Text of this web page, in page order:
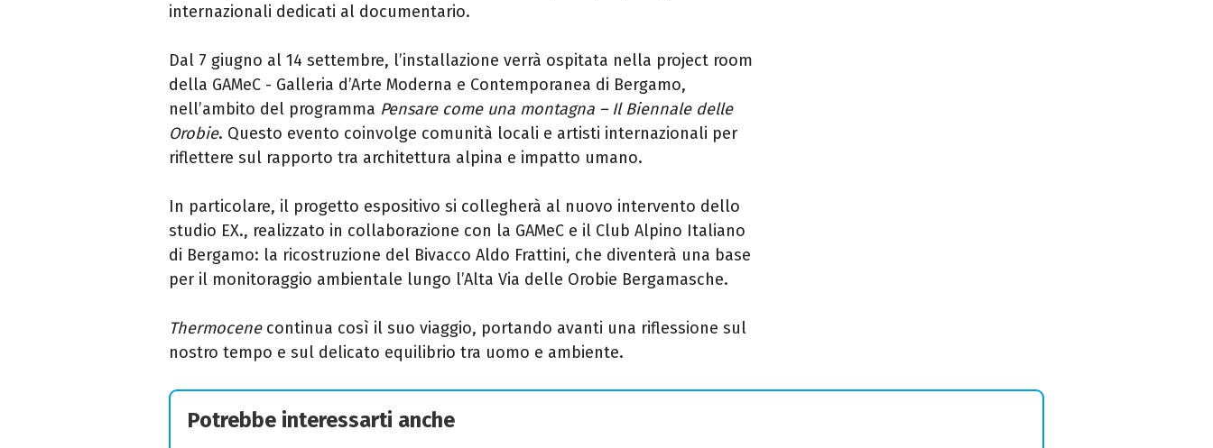
internazionali dedicati al documentario.
Dal 7 giugno al 14 settembre, l’installazione verrà ospitata nella project room
della GAMeC - Galleria d’Arte Moderna e Contemporanea di Bergamo,
nell’ambito del programma Pensare come una montagna – Il Biennale delle
Orobie. Questo evento coinvolge comunità locali e artisti internazionali per
riflettere sul rapporto tra architettura alpina e impatto umano.
In particolare, il progetto espositivo si collegherà al nuovo intervento dello
studio EX., realizzato in collaborazione con la GAMeC e il Club Alpino Italiano
di Bergamo: la ricostruzione del Bivacco Aldo Frattini, che diventerà una base
per il monitoraggio ambientale lungo l’Alta Via delle Orobie Bergamasche.
Thermocenecontinua così il suo viaggio, portando avanti una riflessione sul
nostro tempo e sul delicato equilibrio tra uomo e ambiente.
Potrebbe interessarti anche